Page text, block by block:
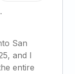
·
San
and I
entire